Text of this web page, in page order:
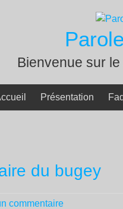
Bienvenue sur
Présentation
du bugey
commentaire